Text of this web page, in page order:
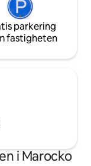
parkering
fastigheten
i Marocko